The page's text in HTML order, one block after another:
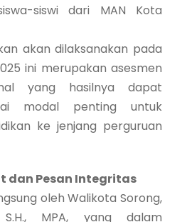
siswi dari MAN Kota
akan dilaksanakan pada
ini merupakan asesmen
yang hasilnya dapat
modal penting untuk
ke jenjang perguruan
dan Pesan Integritas
oleh Walikota Sorong,
MPA, yang dalam